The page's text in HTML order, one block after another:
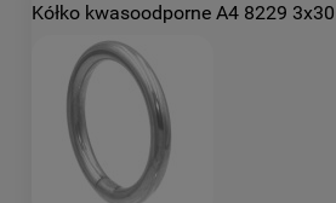
Kółko kwasoodporne A4 8229 3x30